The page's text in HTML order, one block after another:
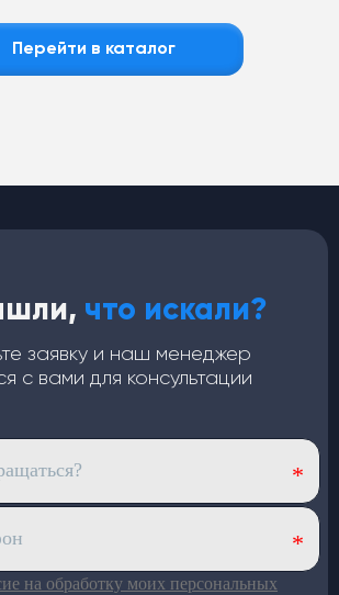
Перейти в каталог
что искали?
заявку и наш менеджер
с вами для консультации